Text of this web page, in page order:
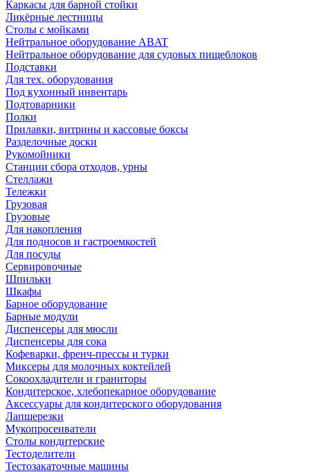
Каркасы для барной стойки
Ликёрные лестницы
Столы с мойками
Нейтральное оборудование ABAT
Нейтральное оборудование для судовых пищеблоков
Подставки
Для тех. оборудования
Под кухонный инвентарь
Подтоварники
Полки
Прилавки, витрины и кассовые боксы
Разделочные доски
Рукомойники
Станции сбора отходов, урны
Стеллажи
Тележки
Грузовая
Грузовые
Для накопления
Для подносов и гастроемкостей
Для посуды
Сервировочные
Шпильки
Шкафы
Барное оборудование
Барные модули
Диспенсеры для мюсли
Диспенсеры для сока
Кофеварки, френч-прессы и турки
Миксеры для молочных коктейлей
Сокоохладители и граниторы
Кондитерское, хлебопекарное оборудование
Аксессуары для кондитерского оборудования
Лапшерезки
Мукопросеиватели
Столы кондитерские
Тестоделители
Тестозакаточные машины